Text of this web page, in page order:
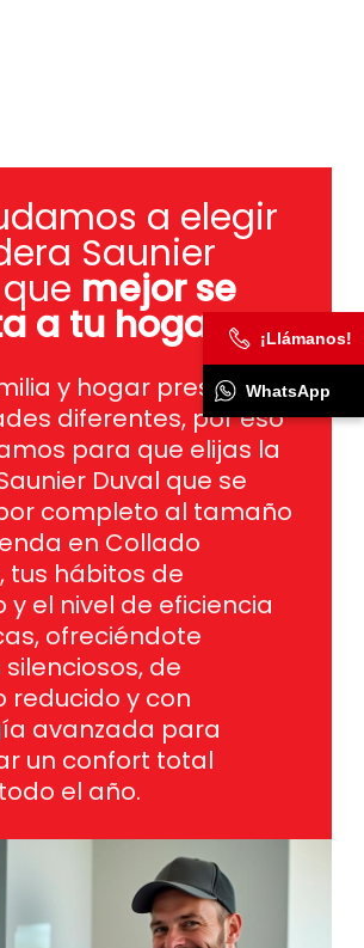
a elegir
Saunier
quemejor se
a tu hogar.
y hogar presentan
diferentes, por eso
para que elijas la
Duval que se
completo al tamaño
en Collado
tus hábitos de
el nivel de eficiencia
ofreciéndote
de
reducido y con
avanzada para
un confort total
el año.
¡Llámanos!
WhatsApp